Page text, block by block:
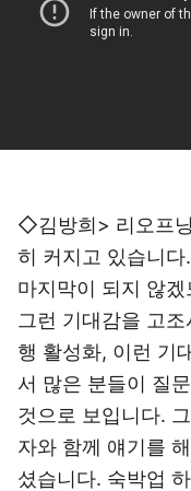
◇김방희> 리오프
히 커지고 있습니
마지막이 되지 않
그런 기대감을 고
행 활성화, 이런 기
서 많은 분들이 질
것으로 보입니다.
자와 함께 얘기를
셨습니다. 숙박업